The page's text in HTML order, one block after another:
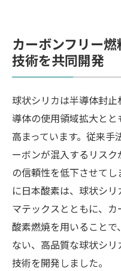
カーボンフリー
技術を共同開発
球状シリカは半導体封
導体の使用領域拡大と
高まっています。従来手
ーボンが混入するリス
の信頼性を低下させて
に日本酸素は、球状シ
マテックスとともに、カ
酸素燃焼を用いること
ない、高品質な球状シ
技術を開発しました。